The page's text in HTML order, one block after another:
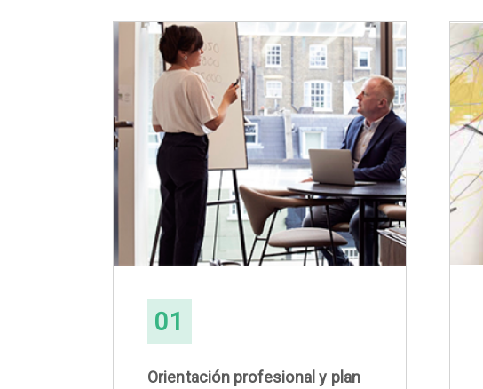
01
Orientación profesional y plan